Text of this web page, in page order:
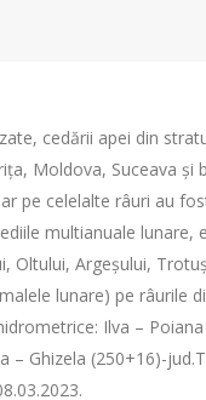
cedării apei din
Moldova, Suceava şi
pe celelalte râuri au
multianuale
Oltului, Argeșului,
lunare) pe râurile
Ilva –
– Ghizela (250+16)-